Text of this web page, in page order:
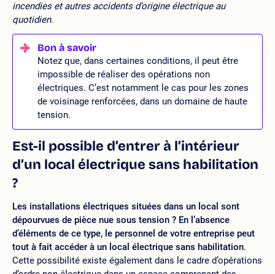
incendies et autres accidents d’origine électrique au
quotidien.
Notez que, dans certaines conditions, il peut être
impossible de réaliser des opérations non
électriques. C’est notamment le cas pour les zones
de voisinage renforcées, dans un domaine de haute
tension.
Est-il possible d’entrer à l’intérieur
d’un local électrique sans habilitation
?
Les installations électriques situées dans un local sont
dépourvues de pièce nue sous tension ? En l’absence
d’éléments de ce type, le personnel de votre entreprise peut
tout à fait accéder à un local électrique sans habilitation.
Cette possibilité existe également dans le cadre d’opérations